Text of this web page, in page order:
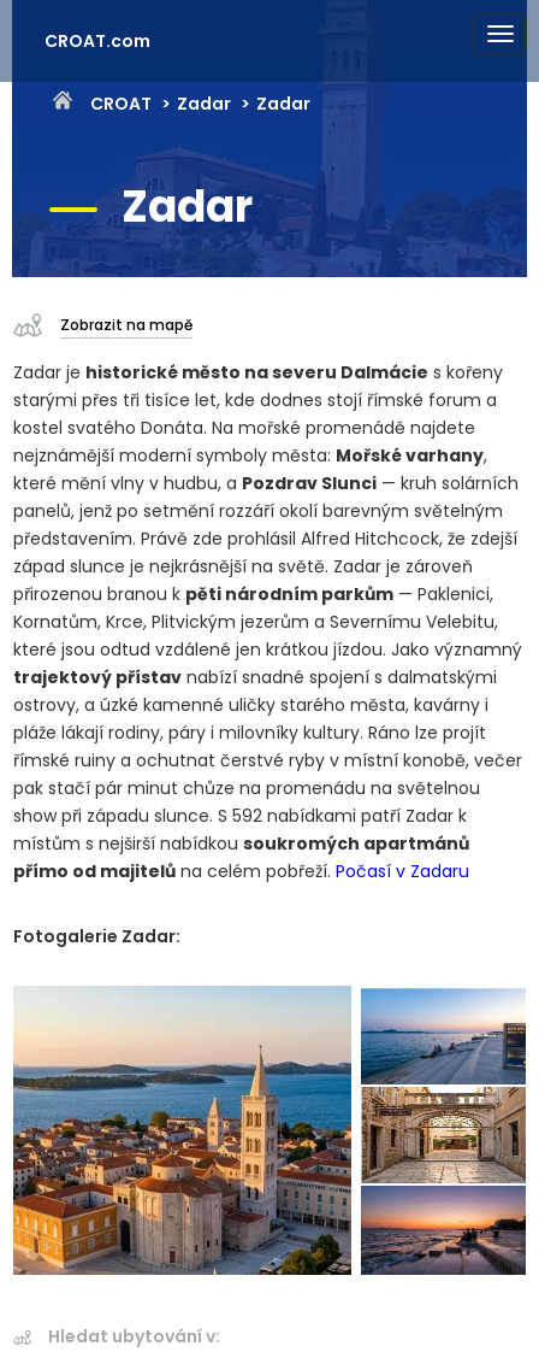
CROAT.com
CROAT Zadar Zadar
Zadar
Zobrazit na mapě
Zadar je historické město na severu Dalmácie s kořeny
starými přes tři tisíce let, kde dodnes stojí římské forum a
kostel svatého Donáta. Na mořské promenádě najdete
nejznámější moderní symboly města: Mořské varhany,
které mění vlny v hudbu, a Pozdrav Slunci— kruh solárních
panelů, jenž po setmění rozzáří okolí barevným světelným
představením. Právě zde prohlásil Alfred Hitchcock, že zdejší
západ slunce je nejkrásnější na světě. Zadar je zároveň
přirozenou branou k pěti národním parkům— Paklenici,
Kornatům, Krce, Plitvickým jezerům a Severnímu Velebitu,
které jsou odtud vzdálené jen krátkou jízdou. Jako významný
trajektový přístavnabízí snadné spojení s dalmatskými
ostrovy, a úzké kamenné uličky starého města, kavárny i
pláže lákají rodiny, páry i milovníky kultury. Ráno lze projít
římské ruiny a ochutnat čerstvé ryby v místní konobě, večer
pak stačí pár minut chůze na promenádu na světelnou
show při západu slunce. S 592 nabídkami patří Zadar k
místům s nejširší nabídkou soukromých apartmánů
přímo od majitelůna celém pobřeží. Počasí v Zadaru
Fotogalerie Zadar:
Hledat ubytování v: